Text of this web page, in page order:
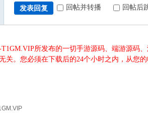
发表回复 回帖并转播 回帖后
所发布的一切手游源码、端游源码
关。您必须在下载后的24个小时之内，从您